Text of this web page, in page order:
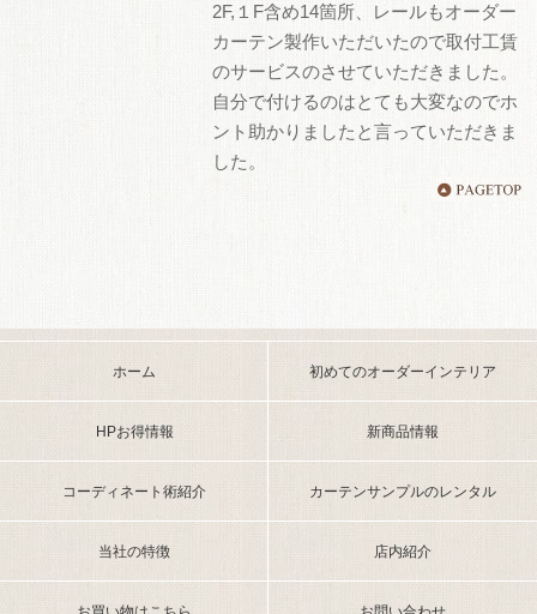
2F,１F含め14箇所、レールもオーダー
カーテン製作いただいたので取付工賃
のサービスのさせていただきました。
自分で付けるのはとても大変なのでホ
ント助かりましたと言っていただきま
した。
ホーム 初めてのオーダーインテリア
HPお得情報 新商品情報
コーディネート術紹介 カーテンサンプルのレンタル
当社の特徴 店内紹介